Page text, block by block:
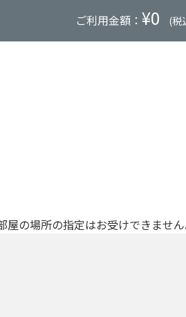
ご利用金額： ¥0 (税
の場所の指定はお受けできません